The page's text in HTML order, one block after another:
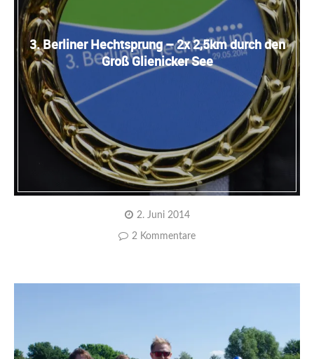
3. Berliner Hechtsprung – 2x 2,5km durch den
Groß Glienicker See
2. Juni 2014
2 Kommentare